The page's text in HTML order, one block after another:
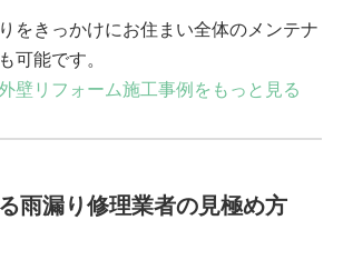
をきっかけにお住まい全体のメンテナ
可能です。
壁リフォーム施工事例をもっと見る
雨漏り修理業者の見極め方